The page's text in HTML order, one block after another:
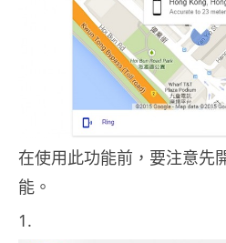
在使用此功能前，要注意先
能。
1.